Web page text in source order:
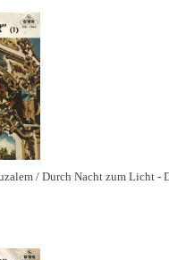
/ Durch Nacht zum Licht -